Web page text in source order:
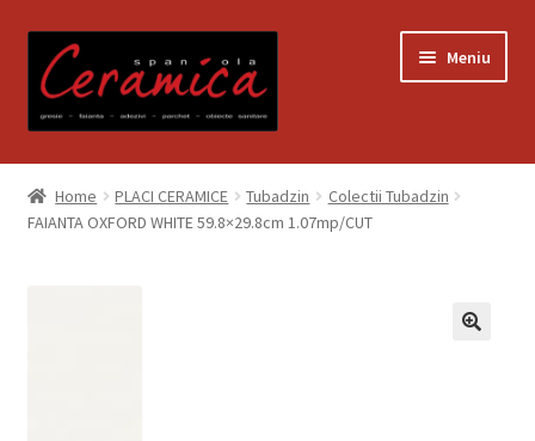
la
navigare
la
conținut
Meniu
Prima pagină
Blog
Home PLACI CERAMICE Tubadzin
Colectii Tubadzin
FAIANTA OXFORD WHITE 59.8×29.8cm 1.07mp/CUT